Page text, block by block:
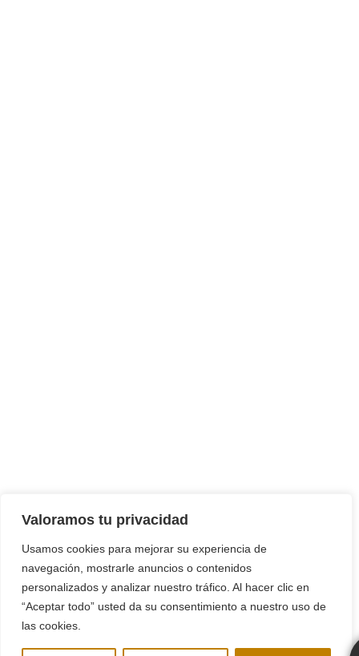
Valoramos tu privacidad
Usamos cookies para mejorar su experiencia de
navegación, mostrarle anuncios o contenidos
personalizados y analizar nuestro tráfico. Al hacer clic en
“Aceptar todo” usted da su consentimiento a nuestro uso de
las cookies.